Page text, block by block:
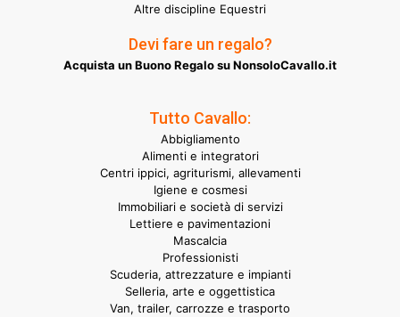
Altre discipline Equestri
Devi fare un regalo?
Acquista un Buono Regalo su NonsoloCavallo.it
Tutto Cavallo:
Abbigliamento
Alimenti e integratori
Centri ippici, agriturismi, allevamenti
Igiene e cosmesi
Immobiliari e società di servizi
Lettiere e pavimentazioni
Mascalcia
Professionisti
Scuderia, attrezzature e impianti
Selleria, arte e oggettistica
Van, trailer, carrozze e trasporto